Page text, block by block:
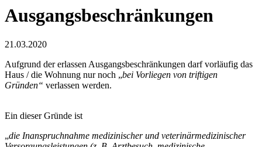
Ausgangsbeschränkungen
21.03.2020
Aufgrund der erlassen Ausgangsbeschränkungen darf vorläufig das
Haus / die Wohnung nur noch „bei Vorliegen von triftigen
Gründen“ verlassen werden.
Ein dieser Gründe ist
„die Inanspruchnahme medizinischer und veterinärmedizinischer